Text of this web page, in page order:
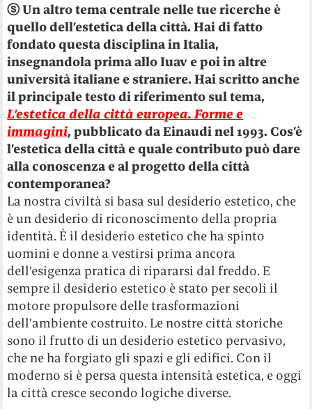
ⓢUn altro tema centrale nelle tue ricerche è
quello dell’estetica della città. Hai di fatto
fondato questa disciplina in Italia,
insegnandola prima allo Iuav e poi in altre
università italiane e straniere. Hai scritto anche
il principale testo di riferimento sul tema,
L’estetica della città europea. Forme e
immagini, pubblicato da Einaudi nel 1993. Cos’è
l’estetica della città e quale contributo può dare
alla conoscenza e al progetto della città
contemporanea?
La nostra civiltà si basa sul desiderio estetico, che
è un desiderio di riconoscimento della propria
identità. È il desiderio estetico che ha spinto
uomini e donne a vestirsi prima ancora
dell’esigenza pratica di ripararsi dal freddo. E
sempre il desiderio estetico è stato per secoli il
motore propulsore delle trasformazioni
dell’ambiente costruito. Le nostre città storiche
sono il frutto di un desiderio estetico pervasivo,
che ne ha forgiato gli spazi e gli edifici. Con il
moderno si è persa questa intensità estetica, e oggi
la città cresce secondo logiche diverse.